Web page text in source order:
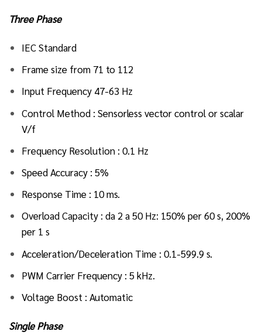
Three Phase
IEC Standard
Frame size from 71 to 112
Input Frequency 47-63 Hz
Control Method : Sensorless vector control or scalar
V/f
Frequency Resolution : 0.1 Hz
Speed Accuracy : 5%
Response Time : 10 ms.
Overload Capacity : da 2 a 50 Hz: 150% per 60 s, 200%
per 1 s
Acceleration/Deceleration Time : 0.1-599.9 s.
PWM Carrier Frequency : 5 kHz.
Voltage Boost : Automatic
Single Phase